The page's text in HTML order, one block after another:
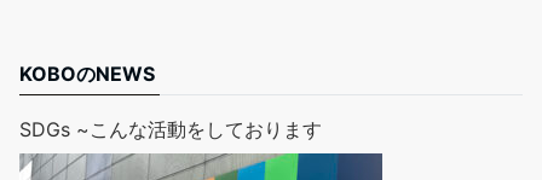
KOBOのNEWS
SDGs ~こんな活動をしております